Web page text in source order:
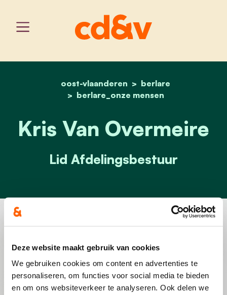
Deze website maakt gebruik van cookies
We gebruiken cookies om content en advertenties te
personaliseren, om functies voor social media te bieden
en om ons websiteverkeer te analyseren. Ook delen we
home
oost-vlaanderen
berlare
berlare_onze mensen
kris van overmeire
Kris Van Overmeire
Lid Afdelingsbestuur